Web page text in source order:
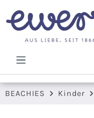
Zum Hauptinhalt springen
BEACHIES Kinder